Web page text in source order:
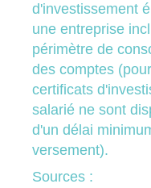
d'investissement
une entreprise
périmètre de
des comptes
certificats
salarié ne sont
d'un délai
versement).
Sources :